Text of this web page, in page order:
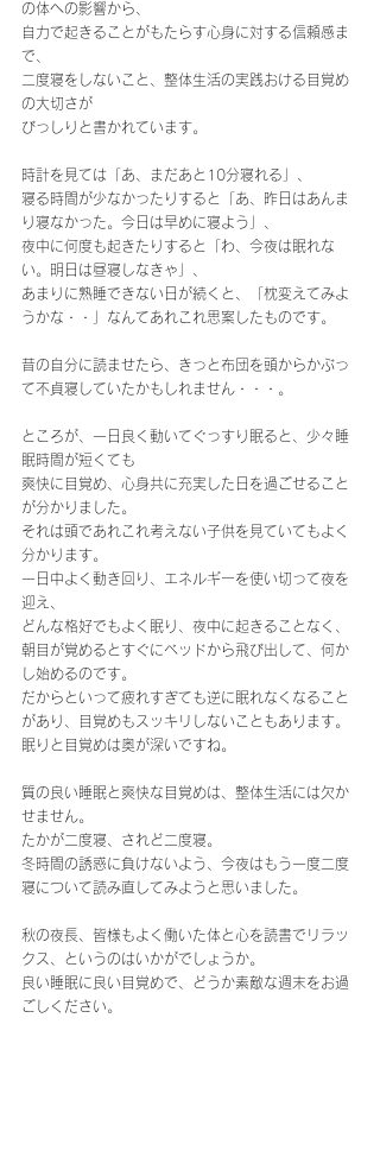
の体への影響から、
自力で起きることがもたらす心身に対する信頼感ま
で、
二度寝をしないこと、整体生活の実践おける目覚め
の大切さが
びっしりと書かれています。
時計を見ては「あ、まだあと10分寝れる」、
寝る時間が少なかったりすると「あ、昨日はあんま
り寝なかった。今日は早めに寝よう」、
夜中に何度も起きたりすると「わ、今夜は眠れな
い。明日は昼寝しなきゃ」、
あまりに熟睡できない日が続くと、「枕変えてみよ
うかな・・」なんてあれこれ思案したものです。
昔の自分に読ませたら、きっと布団を頭からかぶっ
て不貞寝していたかもしれません・・・。
ところが、一日良く動いてぐっすり眠ると、少々睡
眠時間が短くても
爽快に目覚め、心身共に充実した日を過ごせること
が分かりました。
それは頭であれこれ考えない子供を見ていてもよく
分かります。
一日中よく動き回り、エネルギーを使い切って夜を
迎え、
どんな格好でもよく眠り、夜中に起きることなく、
朝目が覚めるとすぐにベッドから飛び出して、何か
し始めるのです。
だからといって疲れすぎても逆に眠れなくなること
があり、目覚めもスッキリしないこともあります。
眠りと目覚めは奥が深いですね。
質の良い睡眠と爽快な目覚めは、整体生活には欠か
せません。
たかが二度寝、されど二度寝。
冬時間の誘惑に負けないよう、今夜はもう一度二度
寝について読み直してみようと思いました。
秋の夜長、皆様もよく働いた体と心を読書でリラッ
クス、というのはいかがでしょうか。
良い睡眠に良い目覚めで、どうか素敵な週末をお過
ごしください。